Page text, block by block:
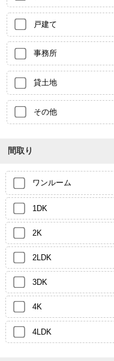
戸建て
事務所
貸土地
その他
間取り
ワンルーム
1DK
2K
2LDK
3DK
4K
4LDK